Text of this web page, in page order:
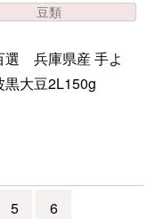
豆類
選 兵庫県産 手よ
黒大豆2L150g
5 6